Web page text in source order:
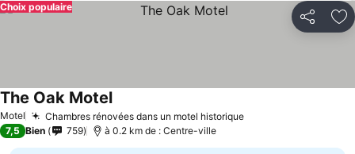
Partager
Choix populaire
Motel Chambres rénovées dans un motel historiqueConsulter les prix
The Oak MotelConsulter les prix
7,5 Bien 759 à 0.2 km de : Centre-ville